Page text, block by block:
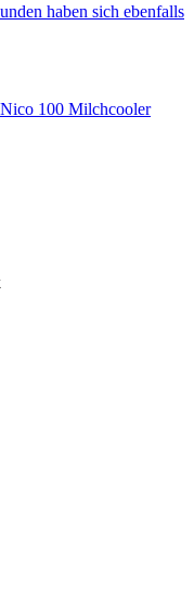
haben sich ebenfalls
100 Milchcooler